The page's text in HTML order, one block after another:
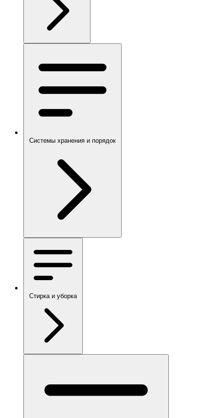
Системы хранения и порядок
Стирка и уборка